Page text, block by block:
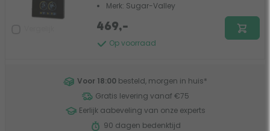
Merk: Sugar-Valley
Op voorraad
469,-
Voor 18:00 besteld, morgen in huis*
Gratis levering vanaf €75
Eerlijk aabeveling van onze experts
90 dagen bedenktijd